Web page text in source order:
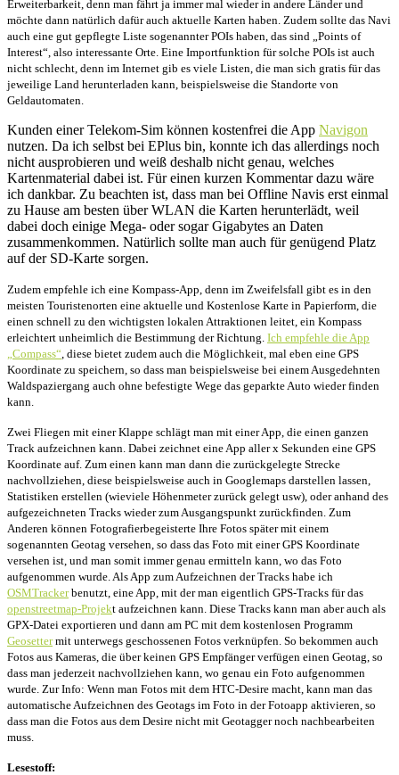
Erweiterbarkeit, denn man fährt ja immer mal wieder in andere Länder und
möchte dann natürlich dafür auch aktuelle Karten haben. Zudem sollte das Navi
auch eine gut gepflegte Liste sogenannter POIs haben, das sind „Points of
Interest“, also interessante Orte. Eine Importfunktion für solche POIs ist auch
nicht schlecht, denn im Internet gib es viele Listen, die man sich gratis für das
jeweilige Land herunterladen kann, beispielsweise die Standorte von
Geldautomaten.
Kunden einer Telekom-Sim können kostenfrei die App Navigon
nutzen. Da ich selbst bei EPlus bin, konnte ich das allerdings noch
nicht ausprobieren und weiß deshalb nicht genau, welches
Kartenmaterial dabei ist. Für einen kurzen Kommentar dazu wäre
ich dankbar. Zu beachten ist, dass man bei Offline Navis erst einmal
zu Hause am besten über WLAN die Karten herunterlädt, weil
dabei doch einige Mega- oder sogar Gigabytes an Daten
zusammenkommen. Natürlich sollte man auch für genügend Platz
auf der SD-Karte sorgen.
Zudem empfehle ich eine Kompass-App, denn im Zweifelsfall gibt es in den
meisten Touristenorten eine aktuelle und Kostenlose Karte in Papierform, die
einen schnell zu den wichtigsten lokalen Attraktionen leitet, ein Kompass
erleichtert unheimlich die Bestimmung der Richtung. Ich empfehle die App
„Compass“ , diese bietet zudem auch die Möglichkeit, mal eben eine GPS
Koordinate zu speichern, so dass man beispielsweise bei einem Ausgedehnten
Waldspaziergang auch ohne befestigte Wege das geparkte Auto wieder finden
kann.
Zwei Fliegen mit einer Klappe schlägt man mit einer App, die einen ganzen
Track aufzeichnen kann. Dabei zeichnet eine App aller x Sekunden eine GPS
Koordinate auf. Zum einen kann man dann die zurückgelegte Strecke
nachvollziehen, diese beispielsweise auch in Googlemaps darstellen lassen,
Statistiken erstellen (wieviele Höhenmeter zurück gelegt usw), oder anhand des
aufgezeichneten Tracks wieder zum Ausgangspunkt zurückfinden. Zum
Anderen können Fotografierbegeisterte Ihre Fotos später mit einem
sogenannten Geotag versehen, so dass das Foto mit einer GPS Koordinate
versehen ist, und man somit immer genau ermitteln kann, wo das Foto
aufgenommen wurde. Als App zum Aufzeichnen der Tracks habe ich
OSMTrackerbenutzt, eine App, mit der man eigentlich GPS-Tracks für das
openstreetmap-Projekt aufzeichnen kann. Diese Tracks kann man aber auch als
GPX-Datei exportieren und dann am PC mit dem kostenlosen Programm
Geosettermit unterwegs geschossenen Fotos verknüpfen. So bekommen auch
Fotos aus Kameras, die über keinen GPS Empfänger verfügen einen Geotag, so
dass man jederzeit nachvollziehen kann, wo genau ein Foto aufgenommen
wurde. Zur Info: Wenn man Fotos mit dem HTC-Desire macht, kann man das
automatische Aufzeichnen des Geotags im Foto in der Fotoapp aktivieren, so
dass man die Fotos aus dem Desire nicht mit Geotagger noch nachbearbeiten
muss.
Lesestoff: